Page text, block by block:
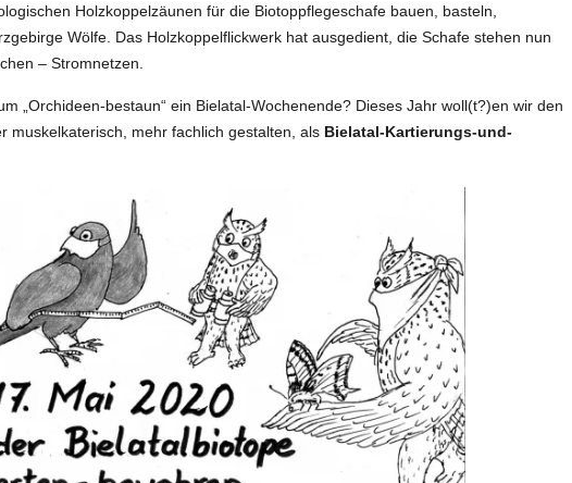
Holzkoppelzäunen für die Biotoppflegeschafe bauen, basteln,
Wölfe. Das Holzkoppelflickwerk hat ausgedient, die Schafe stehen nun
– Stromnetzen.
„Orchideen-bestaun“ ein Bielatal-Wochenende? Dieses Jahr woll(t?)en wir den
muskelkaterisch, mehr fachlich gestalten, als Bielatal-Kartierungs-und-